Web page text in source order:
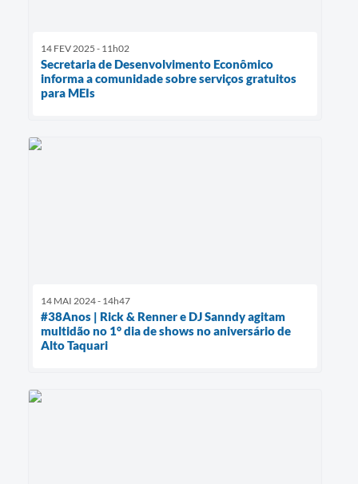
14 FEV 2025 - 11h02
Secretaria de Desenvolvimento Econômico
informa a comunidade sobre serviços gratuitos
para MEIs
14 MAI 2024 - 14h47
#38Anos | Rick & Renner e DJ Sanndy agitam
multidão no 1° dia de shows no aniversário de
Alto Taquari